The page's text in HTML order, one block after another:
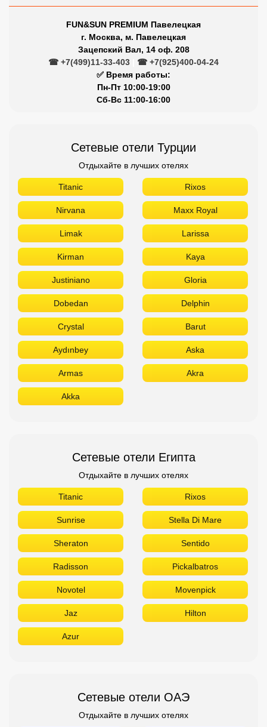
FUN&SUN PREMIUM Павелецкая
г. Москва, м. Павелецкая
Зацепский Вал, 14 оф. 208
☎ +7(499)11-33-403
☎ +7(925)400-04-24
✅ Время работы:
Пн-Пт 10:00-19:00
Сб-Вс 11:00-16:00
Сетевые отели Турции
Отдыхайте в лучших отелях
Titanic Rixos
Nirvana Maxx Royal
Limak Larissa
Kirman Kaya
Justiniano Gloria
Dobedan Delphin
Crystal Barut
Aydınbey Aska
Armas Akra
Akka
Сетевые отели Египта
Отдыхайте в лучших отелях
Titanic Rixos
Sunrise Stella Di Mare
Sheraton Sentido
Radisson Pickalbatros
Novotel Movenpick
Jaz Hilton
Azur
Сетевые отели ОАЭ
Отдыхайте в лучших отелях